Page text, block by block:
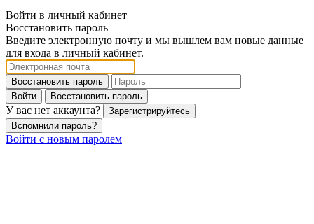
Войти в личный кабинет
Восстановить пароль
Введите электронную почту и мы вышлем вам новые данные
для входа в личный кабинет.
Восстановить пароль
Войти
Восстановить пароль
У вас нет аккаунта?
Зарегистрируйтесь
Вспомнили пароль?
Войти с новым паролем